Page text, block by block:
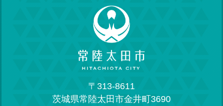
〒313-8611
茨城県常陸太田市金井町3690